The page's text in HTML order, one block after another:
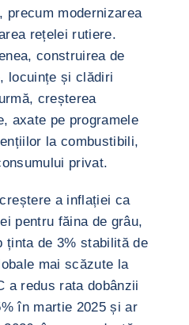
precum modernizarea
rețelei rutiere.
construirea de
locuințe și clădiri
creșterea
axate pe programele
la combustibili,
privat.
a inflației ca
pentru făina de grâu,
ținta de 3% stabilită de
mai scăzute la
a redus rata dobânzii
în martie 2025 și ar